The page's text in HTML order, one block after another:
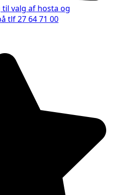
valg af hosta og
tlf 27 64 71 00